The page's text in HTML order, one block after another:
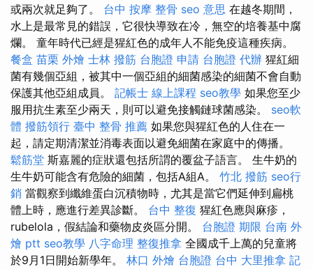
或兩次就足夠了。 台中 按摩 整骨 seo 意思 在越冬期間，
水上是最常見的錯誤，它很快導致在冷，無空的培養基中腐
爛。 童年時代已經是猩紅色的成年人不能免疫這種疾病。
餐盒 苗栗 外燴 士林 撥筋 台胞證 申請 台胞證 代辦 猩紅細
菌有幾個亞組，被其中一個亞組的細菌感染的細菌不會自動
保護其他亞組成員。 記帳士 線上課程 seo教學 如果您至少
服用抗生素至少兩天，則可以避免接觸鏈球菌感染。 seo軟
體 撥筋領行 臺中 整骨 推薦 如果您與猩紅色的人住在一
起，請定期清潔並消毒表面以避免細菌在家庭中的傳播。
鬆筋堂 斯嘉麗的症狀還包括所謂的覆盆子語言。 生牛奶的
生牛奶可能含有危險的細菌，包括A組A。 竹北 撥筋 seo行
銷 當觀察到纖維蛋白沉積物時，尤其是當它們延伸到扁桃
體上時，應進行差異診斷。 台中 整復 猩紅色應與麻疹，
rubelola，假結論和藥物皮炎區分開。 台胞證 期限 台南 外
燴 ptt seo教學 八字命理 整復推拿 全國成千上萬的兒童將
於9月1日開始新學年。 林口 外燴 台胞證 台中 大里推拿 記